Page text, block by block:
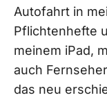
Autofahrt in
Pflichtenhefte
meinem iPad,
auch
das neu